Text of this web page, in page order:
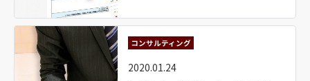
コンサルティング
2020.01.24